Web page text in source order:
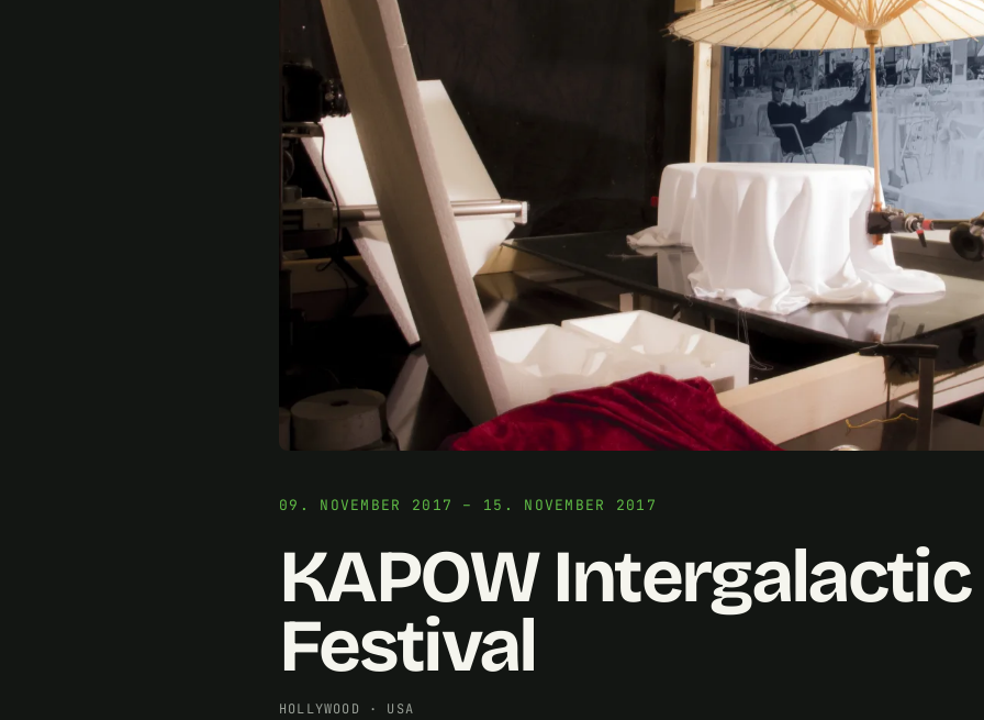
09. NOVEMBER 2017 – 15. NOVEMBER 2017
KAPOW
Festival
HOLLYWOOD · USA